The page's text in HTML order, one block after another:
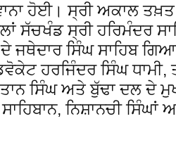
ਹੋਈ। ਸ੍ਰੀ ਅਕਾਲ
ਸੱਚਖੰਡ ਸ੍ਰੀ ਹਰਿਮੰਦਰ
ਜਥੇਦਾਰ ਸਿੰਘ ਸਾਹਿਬ
ਹਰਜਿੰਦਰ ਸਿੰਘ ਧਾਮੀ,
ਸਿੰਘ ਅਤੇ ਬੁੱਢਾ ਦਲ ਦੇ
ਨਿਸ਼ਾਨਚੀ